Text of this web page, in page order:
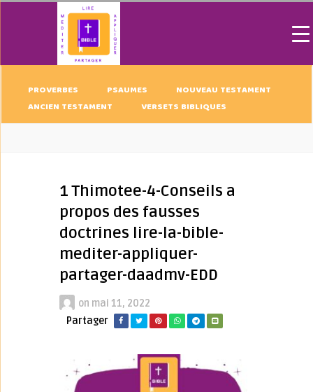
PROVERBES PSAUMES
NOUVEAU TESTAMENT
ANCIEN TESTAMENT
VERSETS BIBLIQUES
1 Thimotee-4-Conseils a
propos des fausses
doctrines lire-la-bible-
mediter-appliquer-
partager-daadmv-EDD
on mai 11, 2022
Partager